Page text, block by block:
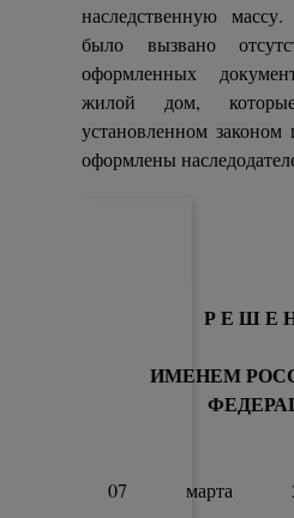
наследственную
было вызвано
оформленных
жилой дом,
установленном
оформлены
Р Е Ш Е
ИМЕНЕМ
07 марта